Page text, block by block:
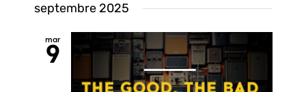
septembre 2025
mar
9